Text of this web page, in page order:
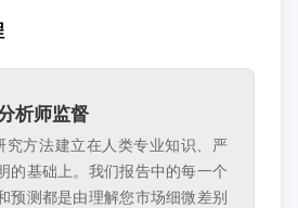
析师监督
究方法建立在人类专业知识、严
的基础上。我们报告中的每一个
预测都是由理解您市场细微差别